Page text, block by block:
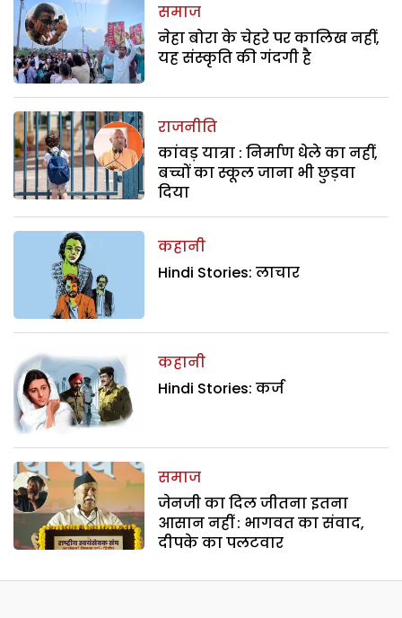
समाज
नेहा बोरा के चेहरे पर कालिख नहीं,
यह संस्कृति की गंदगी है
राजनीति
कांवड़ यात्रा : निर्माण धेले का नहीं,
बच्चों का स्कूल जाना भी छुड़वा
दिया
कहानी
Hindi Stories: लाचार
कहानी
Hindi Stories: कर्ज
समाज
जेनजी का दिल जीतना इतना
आसान नहीं : भागवत का संवाद,
दीपके का पलटवार